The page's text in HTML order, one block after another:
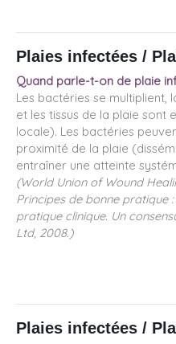
Plaies infectées /
Quand parle-t-on de plaie
Les bactéries se
et les tissus de la plaie sont
locale). Les bactéries
proximité de la plaie
entraîner une atteinte
(World Union of Wound
Principes de bonne pratique
pratique clinique. Un
Ltd, 2008.)
Plaies infectées /